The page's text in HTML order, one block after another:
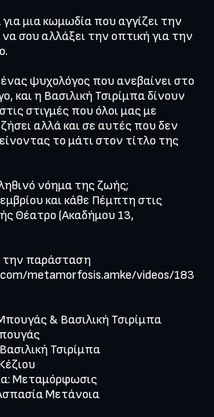
για μια κωμωδία που αγγίζει την
σου αλλάξει την οπτική για την
ψυχολόγος που ανεβαίνει στο
και η Βασιλική Τσιρίμπα δίνουν
στιγμές που όλοι μας με
αλλά και σε αυτές που δεν
το μάτι στον τίτλο της
νόημα της ζωής;
και κάθε Πέμπτη στις
Θέατρο (Ακαδήμου 13,
metamorfosis.amke/videos/183
& Βασιλική Τσιρίμπα
Τσιρίμπα
Μεταμόρφωσις
Μετάνοια